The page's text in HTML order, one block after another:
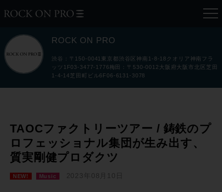
ROCK ON PRO
渋谷：〒150-0041東京都渋谷区神南1-8-18クオリア神南フラ
ッツ1F03-3477-1776梅田：〒530-0012大阪府大阪市北区芝田
1-4-14芝田町ビル6F06-6131-3078
TAOCファクトリーツアー / 鋳鉄のプ
ロフェッショナル集団が生み出す、
質実剛健プロダクツ
NEW! Music 2023年08月10日